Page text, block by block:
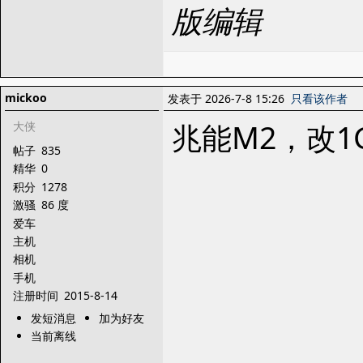
版编辑
mickoo
大侠
帖子 835
精华 0
积分 1278
激骚 86 度
爱车
主机
相机
手机
注册时间 2015-8-14
发短消息
加为好友
当前离线
发表于 2026-7-8 15:26 只看该作者
兆能M2，改